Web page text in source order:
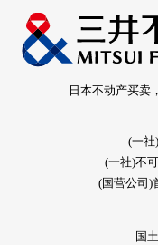
日本不动产买卖
(一社
(一社)不
(国营公司)
国